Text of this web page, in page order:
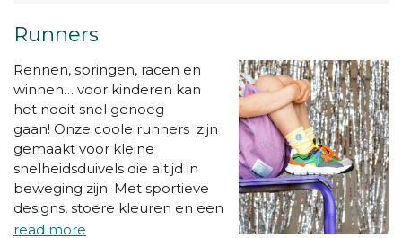
Runners
Rennen, springen, racen en
winnen… voor kinderen kan
het nooit snel genoeg
gaan! Onze coole runners zijn
gemaakt voor kleine
snelheidsduivels die altijd in
beweging zijn. Met sportieve
designs, stoere kleuren en een
perfecte pasvorm voelen